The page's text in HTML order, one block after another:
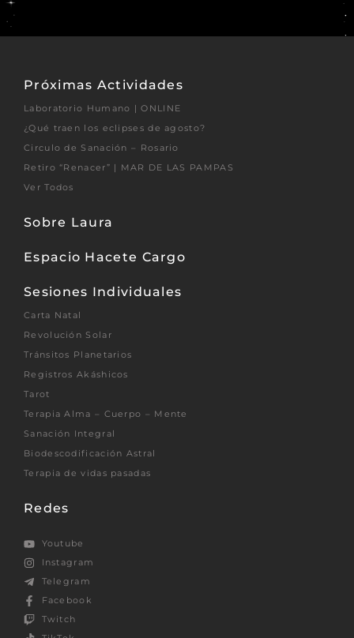
Próximas Actividades
Laboratorio Humano | ONLINE
¿Qué traen los eclipses de agosto?
Circulo de Sanación – Rosario
Retiro “Renacer” | MAR DE LAS PAMPAS
Ver Todos
Sobre Laura
Espacio Hacete Cargo
Sesiones Individuales
Carta Natal
Revolución Solar
Tránsitos Planetarios
Registros Akáshicos
Tarot
Terapia Alma – Cuerpo – Mente
Sanación Integral
Biodescodificación Astral
Terapia de vidas pasadas
Redes
Youtube
Instagram
Telegram
Facebook
Twitch